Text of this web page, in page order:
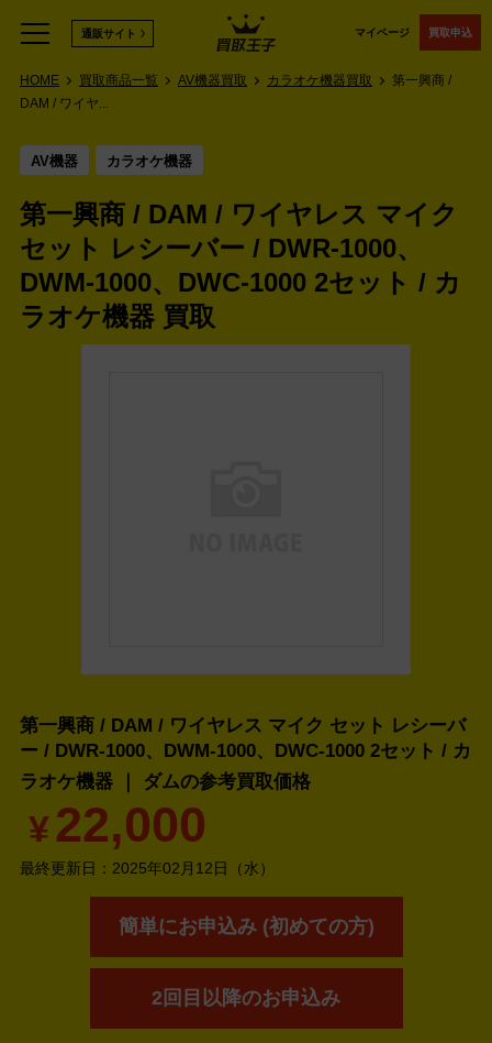
マイページ 買取申込
通販サイト
HOME 買取商品一覧 AV機器買取 カラオケ機器買取
第一興商 /
DAM / ワイヤ...
AV機器 カラオケ機器
第一興商 / DAM / ワイヤレス マイク
セット レシーバー / DWR-1000、
DWM-1000、DWC-1000 2セット / カ
ラオケ機器 買取
第一興商 / DAM / ワイヤレス マイク セット レシーバ
ー / DWR-1000、DWM-1000、DWC-1000 2セット / カ
ラオケ機器 ｜ ダムの参考買取価格
¥22,000
最終更新日： 2025年02月12日（水）
簡単にお申込み (初めての方)
2回目以降のお申込み